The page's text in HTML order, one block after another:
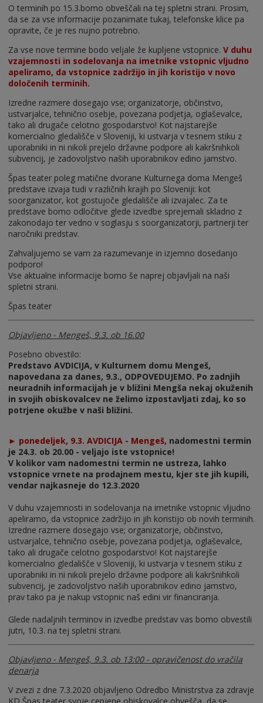
O terminih po 15.3.bomo obveščali na tej spletni strani. Prosim,
da se za vse informacije pozanimate tukaj, telefonske klice pa
opravite, če je res nujno potrebno.
Za vse nove termine bodo veljale že kupljene vstopnice. V duhu
vzajemnosti in sodelovanja na imetnike vstopnic vljudno
apeliramo, da vstopnice zadržijo in jih koristijo v novo
določenih terminih.
Izredne razmere dosegajo vse; organizatorje, občinstvo,
ustvarjalce, tehnično osebje, povezana podjetja, oglaševalce,
tako ali drugače celotno gospodarstvo! Kot najstarejše
komercialno gledališče v Sloveniji, ki ustvarja v tesnem stiku z
uporabniki in ni nikoli prejelo državne podpore ali kakršnihkoli
subvencij, je zadovoljstvo naših uporabnikov edino jamstvo.
Špas teater poleg matične dvorane Kulturnega doma Mengeš
predstave izvaja tudi v različnih krajih po Sloveniji: kot
soorganizator, kot gostujoče gledališče ali izvajalec. Za te
predstave bomo odločitve glede izvedbe sprejemali skladno z
zakonodajo ter vedno v soglasju s soorganizatorji, partnerji ter
naročniki predstav.
Zahvaljujemo se vam za razumevanje in izjemno dosedanjo
podporo!
Vse aktualne informacije bomo še naprej objavljali na naši
spletni strani.
Špas teater
Objavljeno - Mengeš, 9.3. ob 16.00
Posebno obvestilo:
Predstavo AVDICIJA, v Kulturnem domu Mengeš,
napovedana za danes, 9.3., ODPOVEDUJEMO. Po zadnjih
neuradnih informacijah je v bližini Mengša nekaj okuženih
in svojih obiskovalcev ne želimo izpostavljati zdaj, ko so
potrjene okužbe v naši bližini.
► ponedeljek, 9.3. AVDICIJA - Mengeš, nadomestni termin
je 24.3. ob 20.00 - veljajo iste vstopnice!
V kolikor vam nadomestni termin ne ustreza, lahko
vstopnice vrnete na prodajnem mestu, kjer ste jih kupili,
vendar najkasneje do 12.3.2020
V duhu vzajemnosti in sodelovanja na imetnike vstopnic vljudno
apeliramo, da vstopnice zadržijo in jih koristijo ob novih terminih.
Izredne razmere dosegajo vse; organizatorje, občinstvo,
ustvarjalce, tehnično osebje, povezana podjetja, oglaševalce,
tako ali drugače celotno gospodarstvo! Kot najstarejše
komercialno gledališče v Sloveniji, ki ustvarja v tesnem stiku z
uporabniki in ni nikoli prejelo državne podpore ali kakršnihkoli
subvencij, je zadovoljstvo naših uporabnikov edino jamstvo,
prav tako pa je nakup vstopnic naš edini vir financiranja.
Glede nadaljnih terminov in izvedbe predstav vas bomo obvestili
jutri, 10.3. na tej spletni strani.
Objavljeno - Mengeš, 9.3. ob 13:00 - opravičenost do vračila
denarja
V zvezi z dne 7.3.2020 objavljeno Odredbo Ministrstva za zdravje